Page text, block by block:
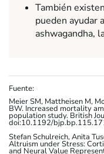
También
pueden ayudar
ashwagandha,
Fuente:
Meier SM, Mattheisen M,
BW. Increased mortality
population study. British
doi:10.1192/
Stefan Schulreich, Anita
Altruism under Stress:
and Neural Value